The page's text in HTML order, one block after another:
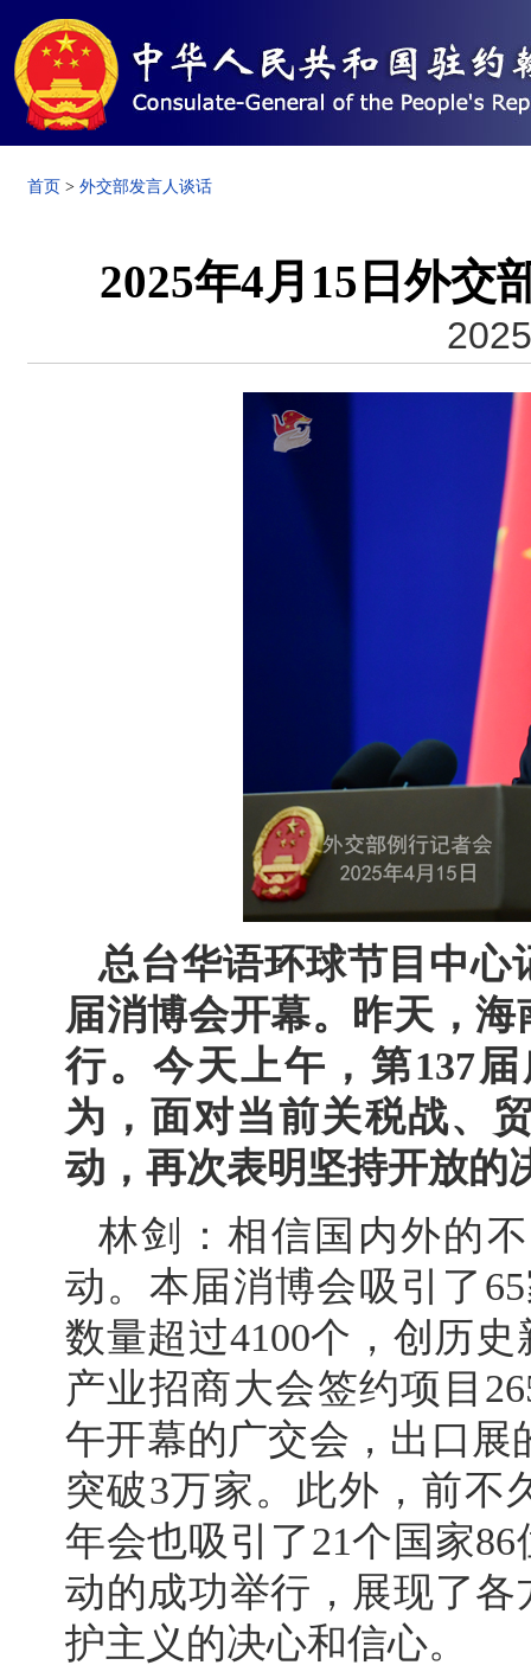
首页 > 外交部发言人谈话
2025年4月15日外交
总台华语环球节目中心
届消博会开幕。昨天，
行。今天上午，第137
为，面对当前关税战、
动，再次表明坚持开放的
林剑：相信国内外的
动。本届消博会吸引了
数量超过4100个，创历
产业招商大会签约项目
午开幕的广交会，出口展
突破3万家。此外，前不
年会也吸引了21个国家
动的成功举行，展现了
护主义的决心和信心。